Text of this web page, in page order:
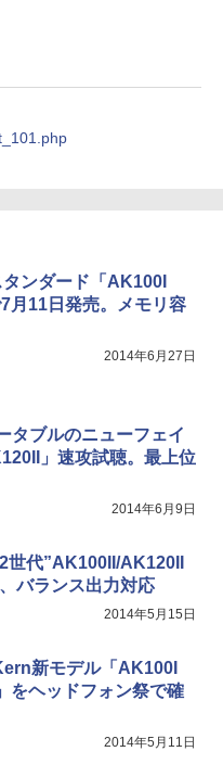
ンダード「AK100I
7月11日発売。メモリ容
2014年6月27日
タブルのニューフェイ
」速攻試聴。最上位
2014年6月9日
代”AK100II/AK120II
バランス出力対応
2014年5月15日
新モデル「AK100I
をヘッドフォン祭で確
2014年5月11日